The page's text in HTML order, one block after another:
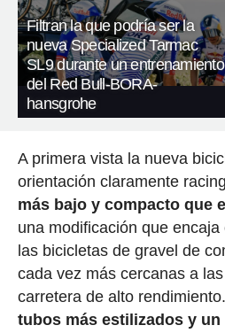
Filtran la que podría ser la
nueva Specialized Tarmac
SL9 durante un entrenamiento
del Red Bull-BORA-
hansgrohe
A primera vista la nueva
orientación claramente
más bajo y compacto que
una modificación que
las bicicletas de gravel de
cada vez más cercanas a
carretera de alto
tubos más estilizados y